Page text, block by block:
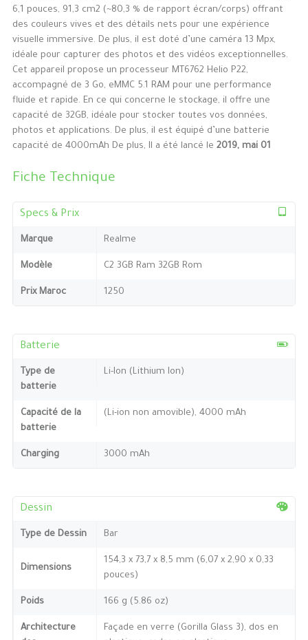
6,1 pouces, 91,3 cm2 (~80,3 % de rapport écran/corps) offrant
des couleurs vives et des détails nets pour une expérience
visuelle immersive. De plus, il est doté d’une caméra 13 Mpx,
idéale pour capturer des photos et des vidéos exceptionnelles.
Cet appareil propose un processeur MT6762 Helio P22,
accompagné de 3 Go, eMMC 5.1 RAM pour une performance
fluide et rapide. En ce qui concerne le stockage, il offre une
capacité de 32GB, idéale pour stocker toutes vos données,
photos et applications. De plus, il est équipé d’une batterie
capacité de 4000mAh De plus, Il a été lancé le 2019, mai 01
Fiche Technique
Specs & Prix
Marque Realme
Modèle C2 3GB Ram 32GB Rom
Prix Maroc 1250
Batterie
Type de
batterie
Li-Ion (Lithium Ion)
Capacité de la
batterie
(Li-ion non amovible), 4000 mAh
Charging 3000 mAh
Dessin
Type de Dessin Bar
Dimensions
154,3 x 73,7 x 8,5 mm (6,07 x 2,90 x 0,33
pouces)
Poids 166 g (5.86 oz)
Architecture
Façade en verre (Gorilla Glass 3), dos en